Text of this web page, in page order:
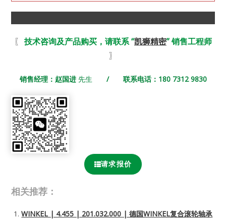
〖 技术咨询及产品购买，请联系 “凯狮精密” 销售工程师
〗
销售经理：赵国进 先生 / 联系电话：180 7312 9830
请求报价
相关推荐：
WINKEL | 4.455 | 201.032.000 | 德国WINKEL复合滚轮轴承